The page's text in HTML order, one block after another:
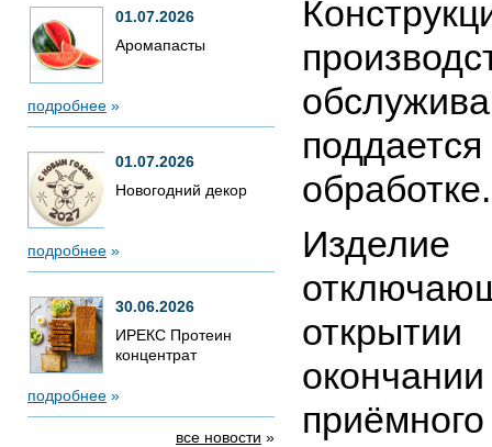
01.07.2026
Аромапасты
подробнее »
01.07.2026
Новогодний декор
подробнее »
30.06.2026
ИРЕКС Протеин
концентрат
подробнее »
все новости »
обработке.